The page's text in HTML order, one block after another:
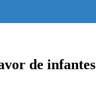
de infantes